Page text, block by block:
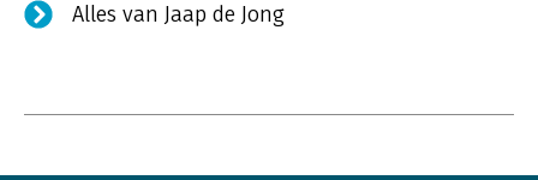
Alles van Jaap de Jong